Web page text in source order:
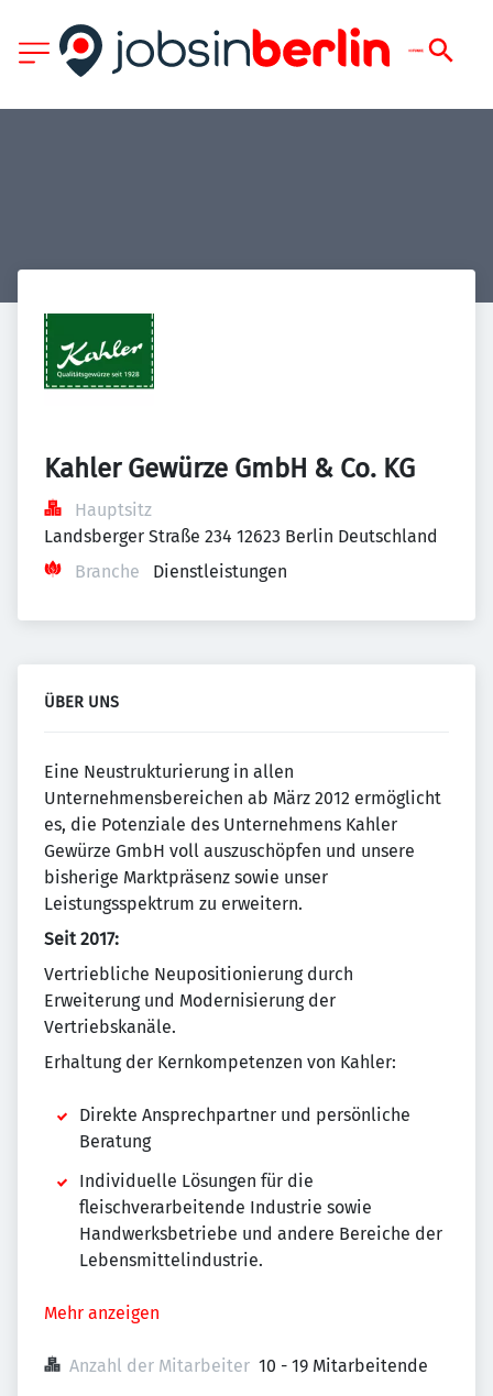
Kahler Gewürze GmbH & Co. KG
Hauptsitz
Landsberger Straße 234 12623 Berlin Deutschland
Branche
Dienstleistungen
ÜBER UNS
Eine Neustrukturierung in allen
Unternehmensbereichen ab März 2012 ermöglicht
es, die Potenziale des Unternehmens Kahler
Gewürze GmbH voll auszuschöpfen und unsere
bisherige Marktpräsenz sowie unser
Leistungsspektrum zu erweitern.
Seit 2017:
Vertriebliche Neupositionierung durch
Erweiterung und Modernisierung der
Vertriebskanäle.
Erhaltung der Kernkompetenzen von Kahler:
Direkte Ansprechpartner und persönliche
Beratung
Individuelle Lösungen für die
fleischverarbeitende Industrie sowie
Handwerksbetriebe und andere Bereiche der
Lebensmittelindustrie.
Mehr anzeigen
Anzahl der Mitarbeiter 10 - 19 Mitarbeitende